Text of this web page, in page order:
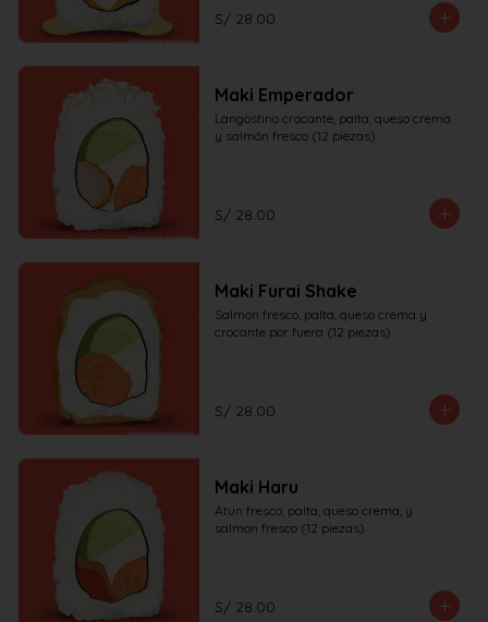
S/ 28.00
Maki Emperador
Langostino crocante, palta, queso crema
y salmón fresco (12 piezas)
S/ 28.00
Maki Furai Shake
Salmon fresco, palta, queso crema y
crocante por fuera (12 piezas)
S/ 28.00
Maki Haru
Atun fresco, palta, queso crema, y
salmon fresco (12 piezas)
S/ 28.00